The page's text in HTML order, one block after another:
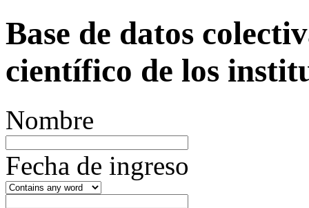
Base de datos
científico de los
Nombre
Fecha de ingreso